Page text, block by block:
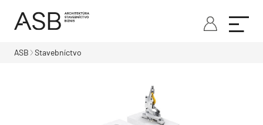
ASB Stavebníctvo